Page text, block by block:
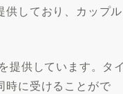
供しており、カップル
提供しています。タ
時に受けることがで